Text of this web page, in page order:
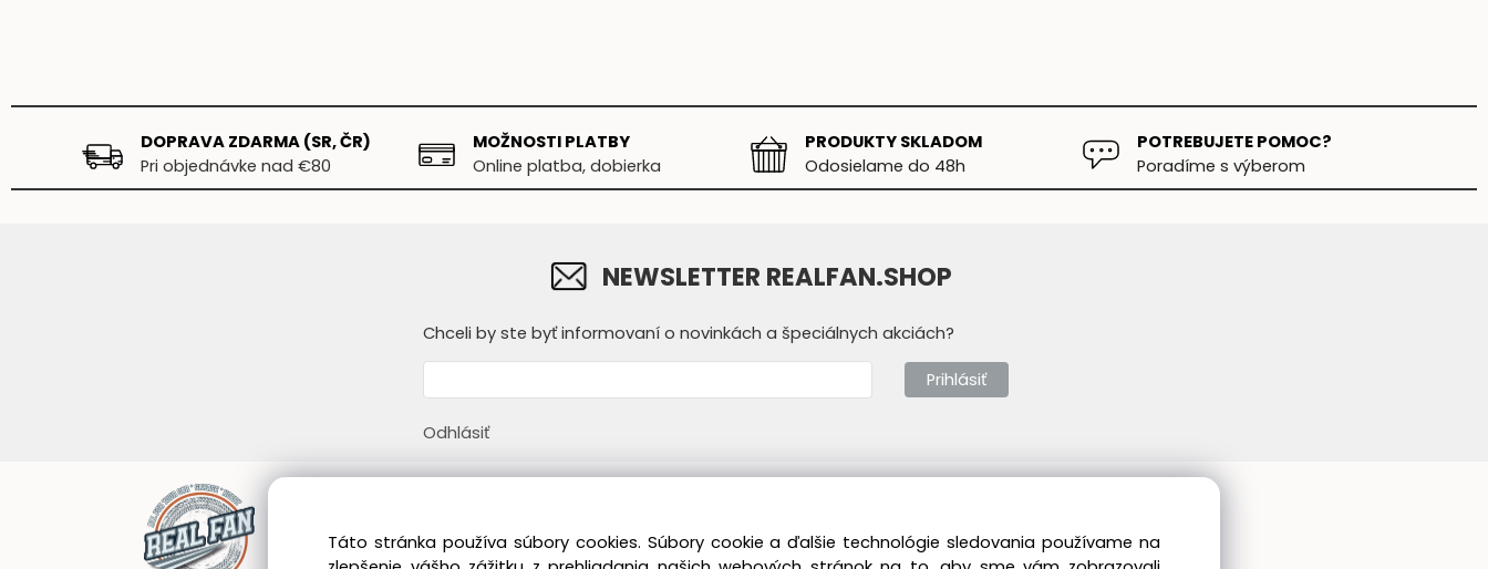
DOPRAVA ZDARMA (SR, ČR)
Pri objednávke nad €80
MOŽNOSTI PLATBY
Online platba, dobierka
PRODUKTY SKLADOM
Odosielame do 48h
POTREBUJETE POMOC?
Poradíme s výberom
NEWSLETTER REALFAN.SHOP
Chceli by ste byť informovaní o novinkách a špeciálnych akciách?
Prihlásiť
Odhlásiť
Obchodné podmienky
Real Fan s.r.o.
Tel:+421 905 475 341
Táto stránka používa súbory cookies. Súbory cookie a ďalšie technológie sledovania používame na